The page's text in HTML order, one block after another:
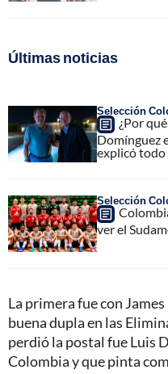
Últimas noticias
Selección
¿Por
Domínguez
explicó todo
Selección
ver el
La primera fue con
buena dupla en las
perdió la postal fue Luis
Colombia y que pinta